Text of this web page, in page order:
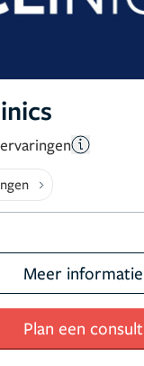
Meer informatie
Plan een consult